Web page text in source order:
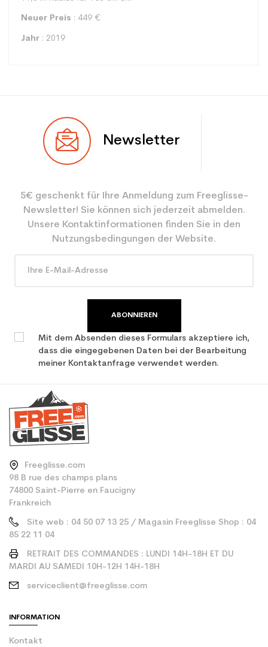
Neuer Preis : 449 €
Jahr : 2019
Benutzer Gemischt
Farbe Grau
CO2-Einsparungen für
den Planeten (in kg)
3.9
Newsletter
5€ geschenkt für Ihre Anmeldung zum Freeglisse-
Newsletter! Sie können sich jederzeit abmelden.
Unsere Kontaktinformationen finden Sie in den
Nutzungsbedingungen der Website.
ABONNIEREN
Mit dem Absenden dieses Formulars akzeptiere ich,
dass die eingegebenen Daten bei der Bearbeitung
meiner Kontaktanfrage verwendet werden.
Freeglisse.com
98 B rue des champs plans
74800 Saint-Pierre en Faucigny
Frankreich
Site web : 04 50 07 13 25 / Magasin Freeglisse Shop : 04
85 22 11 04
RETRAIT DES COMMANDES : LUNDI 14H-18H ET DU
MARDI AU SAMEDI 10H-12H 14H-18H
serviceclient@freeglisse.com
INFORMATION
Kontakt